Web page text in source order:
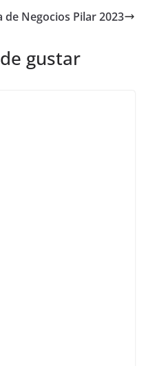
de Negocios Pilar 2023
gustar